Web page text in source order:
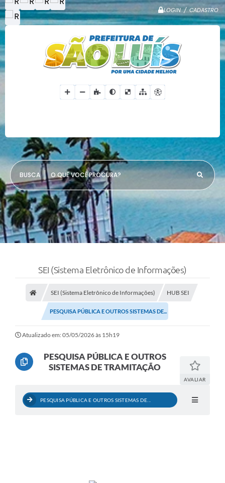
LOGIN / CADASTRO
O QUE VOCÊ PROCURA?
SEI (Sistema Eletrônico de Informações)
SEI (Sistema Eletrônico de Informações) HUB SEI
PESQUISA PÚBLICA E OUTROS SISTEMAS DE...
Atualizado em: 05/05/2026 às 15h19
PESQUISA PÚBLICA E OUTROS
SISTEMAS DE TRAMITAÇÃO
AVALIAR
PESQUISA PÚBLICA E OUTROS SISTEMAS DE...